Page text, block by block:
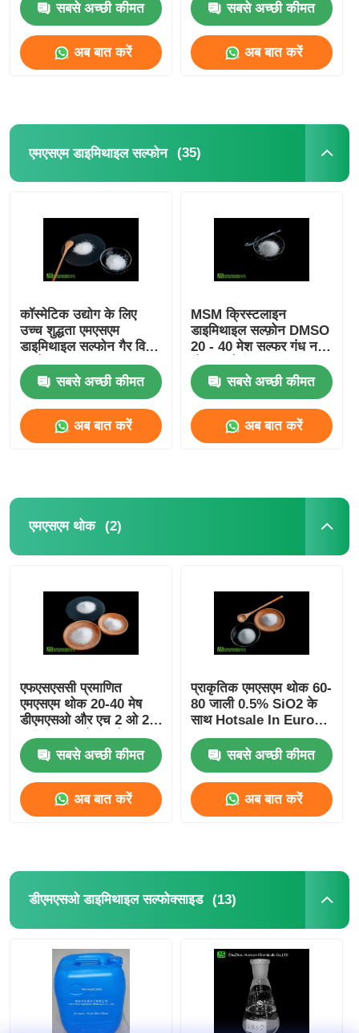
सबसे अच्छी कीमत
अब बात करें
सबसे अच्छी कीमत
अब बात करें
एमएसएम डाइमिथाइल सल्फोन (35)
कॉस्मेटिक उद्योग के लिए
उच्च शुद्धता एमएसएम
डाइमिथाइल सल्फोन गैर विषैले
कच्चे माल
सबसे अच्छी कीमत
अब बात करें
MSM क्रिस्टलाइन
डाइमिथाइल सल्फ़ोन DMSO
20 - 40 मेश सल्फर गंध नहीं
भोजन श्रेणी
सबसे अच्छी कीमत
अब बात करें
एमएसएम थोक (2)
एफएसएससी प्रमाणित
एमएसएम थोक 20-40 मेष
डीएमएसओ और एच 2 ओ 2
ऑक्सीकरण और संश्लेषण
एमएसएमसबसे अच्छी कीमत
अब बात करें
प्राकृतिक एमएसएम थोक 60-
80 जाली 0.5% SiO2 के
साथ Hotsale In Europe
Suitalle For
Sportsmanसबसे अच्छी कीमत
अब बात करें
डीएमएसओ डाइमिथाइल सल्फोक्साइड (13)